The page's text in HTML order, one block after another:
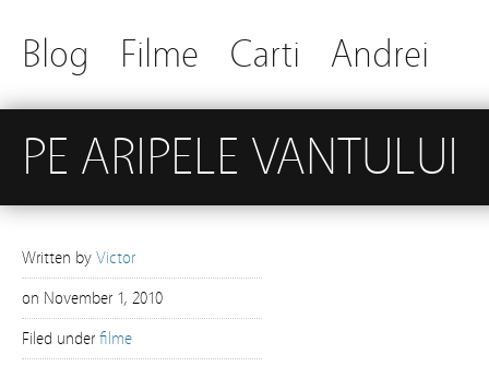
Blog Filme Carti Andrei
PE ARIPELE VANTULUI
Written by Victor
on November 1, 2010
Filed under filme